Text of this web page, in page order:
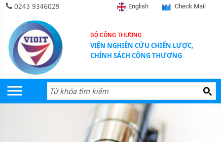
0243 9346029 English Check Mail
BỘ CÔNG THƯƠNG
VIỆN NGHIÊN CỨU CHIẾN LƯỢC,
CHÍNH SÁCH CÔNG THƯƠNG